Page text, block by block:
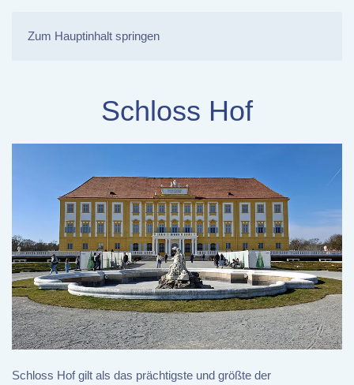
Zum Hauptinhalt springen
Schloss Hof
Schloss Hof gilt als das prächtigste und größte der